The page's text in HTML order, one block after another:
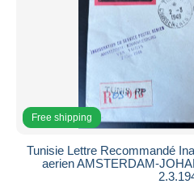
Free shipping
Tunisie Lettre Recommandé
aerien AMSTERDAM-